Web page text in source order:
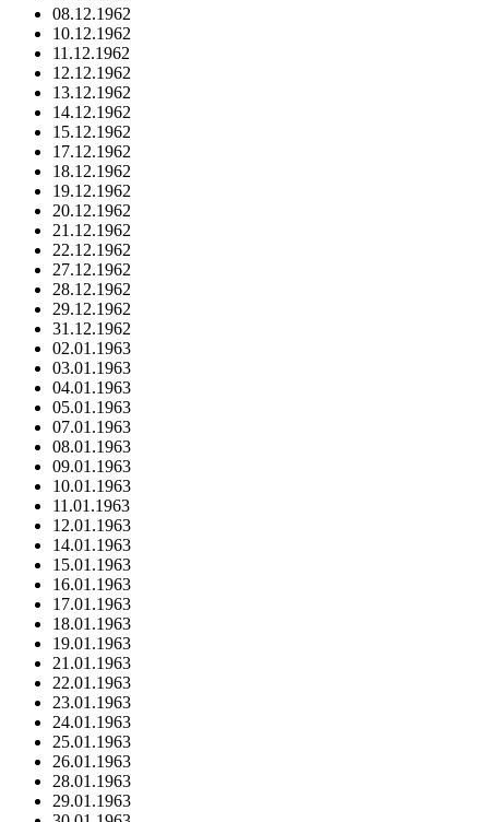
08.12.1962
10.12.1962
11.12.1962
12.12.1962
13.12.1962
14.12.1962
15.12.1962
17.12.1962
18.12.1962
19.12.1962
20.12.1962
21.12.1962
22.12.1962
27.12.1962
28.12.1962
29.12.1962
31.12.1962
02.01.1963
03.01.1963
04.01.1963
05.01.1963
07.01.1963
08.01.1963
09.01.1963
10.01.1963
11.01.1963
12.01.1963
14.01.1963
15.01.1963
16.01.1963
17.01.1963
18.01.1963
19.01.1963
21.01.1963
22.01.1963
23.01.1963
24.01.1963
25.01.1963
26.01.1963
28.01.1963
29.01.1963